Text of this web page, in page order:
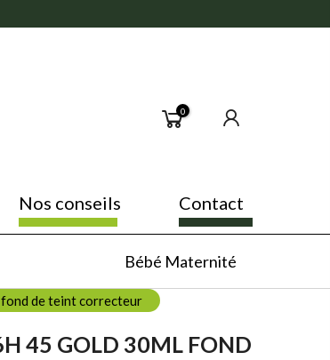
0
Nos conseils Contact
Bébé Maternité
de teint correcteur
45 GOLD 30ML FOND